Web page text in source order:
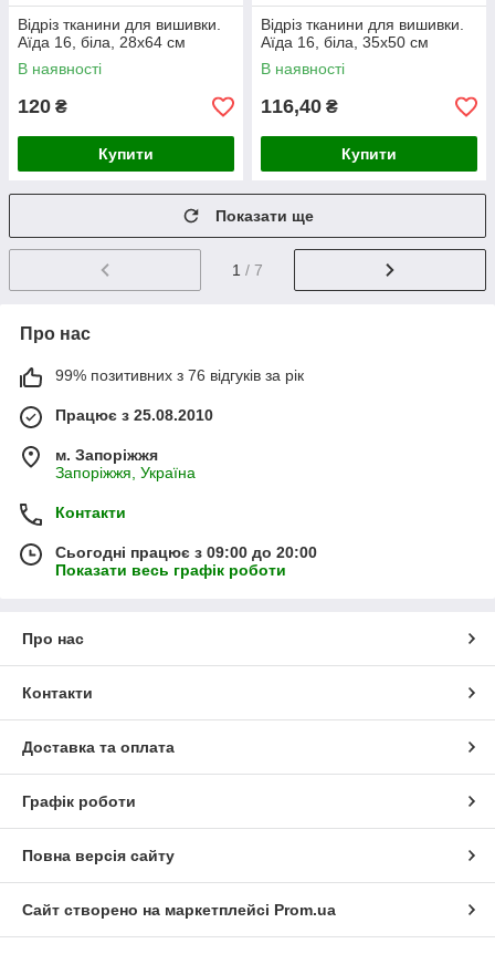
Відріз тканини для вишивки.
Аїда 16, біла, 28х64 см
В наявності
120 ₴
Купити
Відріз тканини для вишивки.
Аїда 16, біла, 35х50 см
В наявності
116,40 ₴
Купити
Показати ще
1 / 7
Про нас
99% позитивних з 76 відгуків за рік
Працює з 25.08.2010
м. Запоріжжя
Запоріжжя, Україна
Контакти
Сьогодні працює з 09:00 до 20:00
Показати весь графік роботи
Про нас
Контакти
Доставка та оплата
Графік роботи
Повна версія сайту
Сайт створено на маркетплейсі Prom.ua